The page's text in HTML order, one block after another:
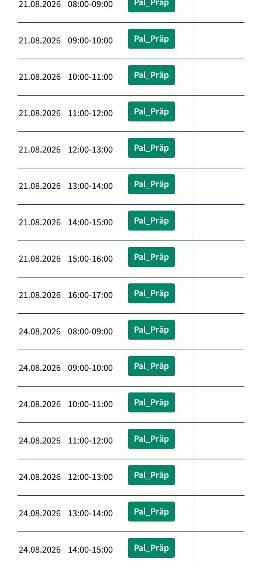
21.08.2026 08:00-09:00
21.08.2026 09:00-10:00 Pal_Präp
21.08.2026 10:00-11:00 Pal_Präp
21.08.2026 11:00-12:00 Pal_Präp
21.08.2026 12:00-13:00 Pal_Präp
21.08.2026 13:00-14:00 Pal_Präp
21.08.2026 14:00-15:00 Pal_Präp
21.08.2026 15:00-16:00 Pal_Präp
21.08.2026 16:00-17:00 Pal_Präp
24.08.2026 08:00-09:00 Pal_Präp
24.08.2026 09:00-10:00 Pal_Präp
24.08.2026 10:00-11:00 Pal_Präp
24.08.2026 11:00-12:00 Pal_Präp
24.08.2026 12:00-13:00 Pal_Präp
24.08.2026 13:00-14:00 Pal_Präp
24.08.2026 14:00-15:00 Pal_Präp